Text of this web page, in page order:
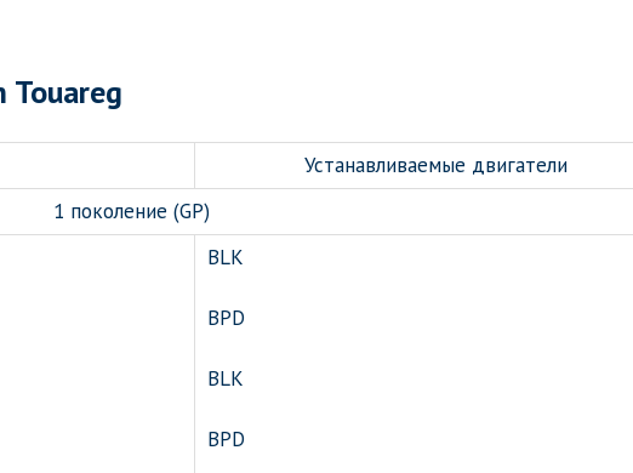
Touareg
Устанавливаемые двигатели
1 поколение (GP)
BLK
BPD
BLK
BPD